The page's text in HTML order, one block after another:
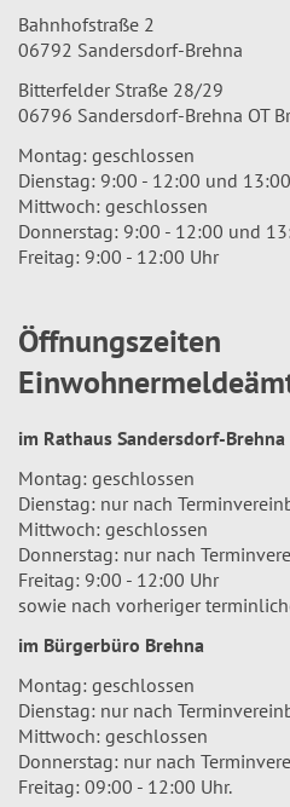
Bahnhofstraße 2
06792 Sandersdorf-Brehna
Bitterfelder Straße 28/29
06796 Sandersdorf-Brehna OT
Montag: geschlossen
Dienstag: 9:00 - 12:00 und
Mittwoch: geschlossen
Donnerstag: 9:00 - 12:00 und
Freitag: 9:00 - 12:00 Uhr
Öffnungszeiten
im Rathaus Sandersdorf-Brehna
Montag: geschlossen
Dienstag: nur nach
Mittwoch: geschlossen
Donnerstag: nur nach
Freitag: 9:00 - 12:00 Uhr
sowie nach vorheriger
im Bürgerbüro Brehna
Montag: geschlossen
Dienstag: nur nach
Mittwoch: geschlossen
Donnerstag: nur nach
Freitag: 09:00 - 12:00 Uhr.